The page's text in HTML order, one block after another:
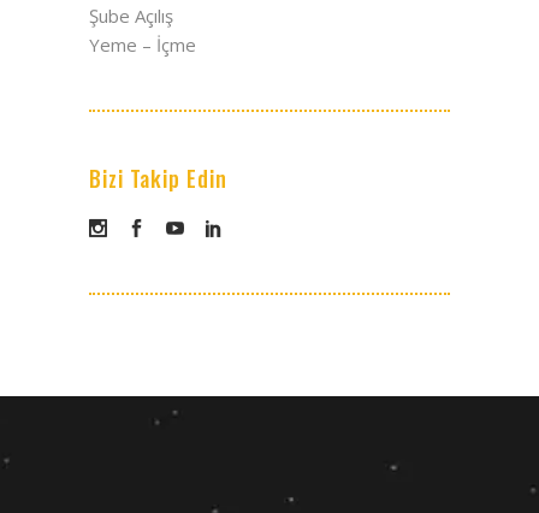
Şube Açılış
Yeme – İçme
Bizi Takip Edin